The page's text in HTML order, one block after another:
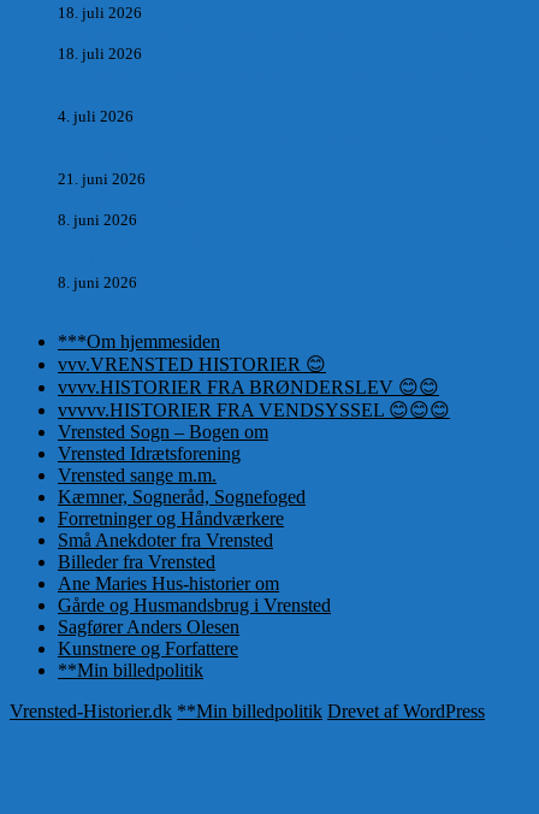
18. juli 2026
18. juli 2026
4. juli 2026
21. juni 2026
8. juni 2026
8. juni 2026
***Om hjemmesiden
vvv.VRENSTED HISTORIER 😊
vvvv.HISTORIER FRA BRØNDERSLEV 😊😊
vvvvv.HISTORIER FRA VENDSYSSEL 😊😊😊
Vrensted Sogn – Bogen om
Vrensted Idrætsforening
Vrensted sange m.m.
Kæmner, Sogneråd, Sognefoged
Forretninger og Håndværkere
Små Anekdoter fra Vrensted
Billeder fra Vrensted
Ane Maries Hus-historier om
Gårde og Husmandsbrug i Vrensted
Sagfører Anders Olesen
Kunstnere og Forfattere
**Min billedpolitik
Vrensted-Historier.dk **Min billedpolitik Drevet af WordPress